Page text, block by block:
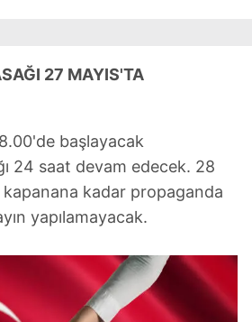
27 MAYIS'TA
başlayacak
24 saat devam edecek. 28
kapanana kadar propaganda
yapılamayacak.